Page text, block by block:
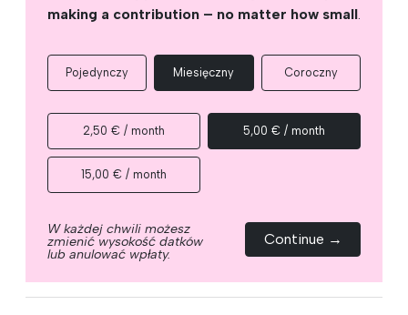
making a contribution – no matter how small.
Pojedynczy Miesięczny Coroczny
2,50 € / month 5,00 € / month
15,00 € / month
W każdej chwili możesz
zmienić wysokość datków
lub anulować wpłaty.
Continue →